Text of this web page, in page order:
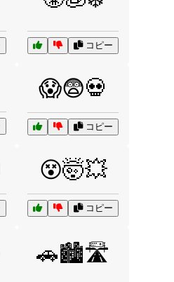
コピー
😱😨💀
コピー
😵🤯💥
コピー
🚗🏙️🛣️